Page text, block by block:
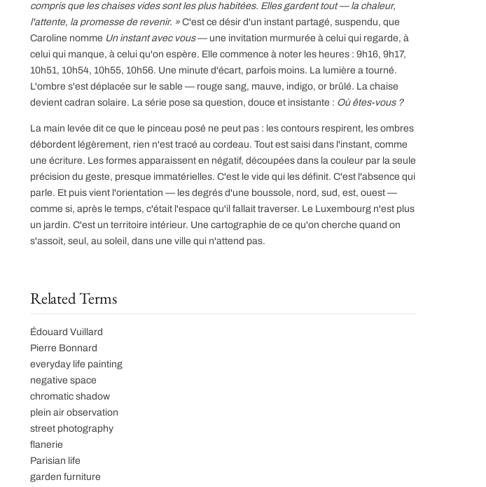
compris que les chaises vides sont les plus habitées. Elles gardent tout — la chaleur,
l'attente, la promesse de revenir. » C'est ce désir d'un instant partagé, suspendu, que
Caroline nomme Un instant avec vous— une invitation murmurée à celui qui regarde, à
celui qui manque, à celui qu'on espère. Elle commence à noter les heures : 9h16, 9h17,
10h51, 10h54, 10h55, 10h56. Une minute d'écart, parfois moins. La lumière a tourné.
L'ombre s'est déplacée sur le sable — rouge sang, mauve, indigo, or brûlé. La chaise
devient cadran solaire. La série pose sa question, douce et insistante : Où êtes-vous ?
La main levée dit ce que le pinceau posé ne peut pas : les contours respirent, les ombres
débordent légèrement, rien n'est tracé au cordeau. Tout est saisi dans l'instant, comme
une écriture. Les formes apparaissent en négatif, découpées dans la couleur par la seule
précision du geste, presque immatérielles. C'est le vide qui les définit. C'est l'absence qui
parle. Et puis vient l'orientation — les degrés d'une boussole, nord, sud, est, ouest —
comme si, après le temps, c'était l'espace qu'il fallait traverser. Le Luxembourg n'est plus
un jardin. C'est un territoire intérieur. Une cartographie de ce qu'on cherche quand on
s'assoit, seul, au soleil, dans une ville qui n'attend pas.
Related Terms
Édouard Vuillard
Pierre Bonnard
everyday life painting
negative space
chromatic shadow
plein air observation
street photography
flanerie
Parisian life
garden furniture